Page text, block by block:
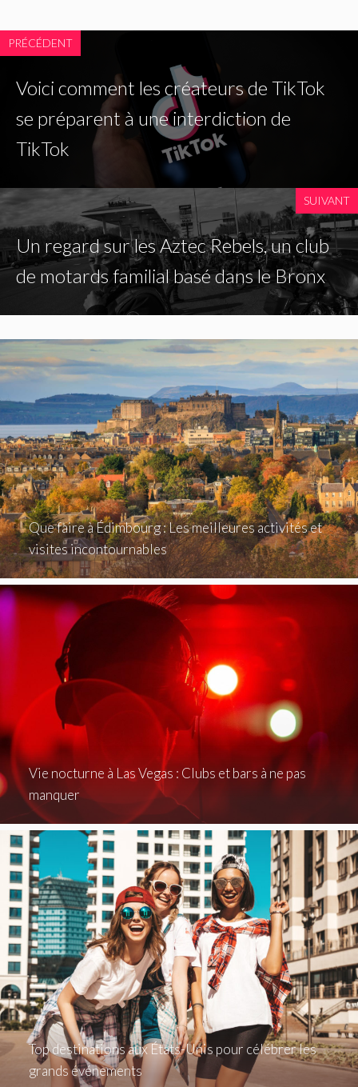
PRÉCÉDENT
Voici comment les créateurs de TikTok
se préparent à une interdiction de
TikTok
SUIVANT
Un regard sur les Aztec Rebels, un club
de motards familial basé dans le Bronx
Que faire à Édimbourg : Les meilleures activités et
visites incontournables
Vie nocturne à Las Vegas : Clubs et bars à ne pas
manquer
Top destinations aux États-Unis pour célébrer les
grands événements